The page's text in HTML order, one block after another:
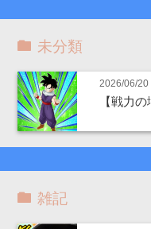
未分類
2026/06/20
【戦力
雑記